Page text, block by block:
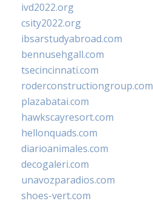
ivd2022.org
csity2022.org
ibsarstudyabroad.com
bennusehgall.com
tsecincinnati.com
roderconstructiongroup.com
plazabatai.com
hawkscayresort.com
hellonquads.com
diarioanimales.com
decogaleri.com
unavozparadios.com
shoes-vert.com